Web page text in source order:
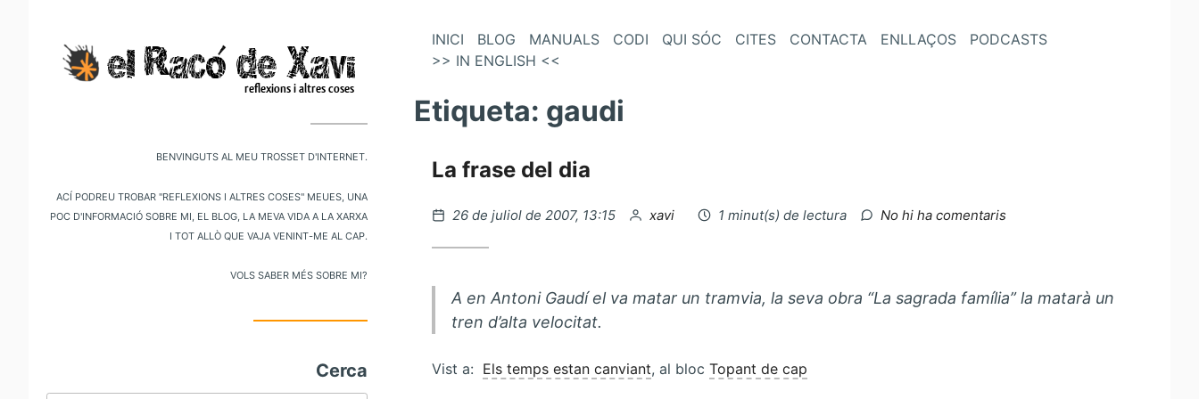
principal
Benvinguts al meu trosset d'internet.
Ací podreu trobar "reflexions i altres coses" meues, una
poc d'informació sobre mi, el blog, la meva vida a la xarxa
i tot allò que vaja venint-me al cap.
Vols saber més sobre mi?
Cerca
VésINICI BLOG MANUALS CODI QUI SÓC CITES CONTACTA ENLLAÇOS
PODCASTS
>> IN ENGLISH <<
Etiqueta: gaudi
La frase del dia
Publicat
26 de juliol de 2007, 13:15 per
xavi 1 minut(s) de lectura No hi ha comentaris
dia
A en Antoni Gaudí el va matar un tramvia, la seva obra “La sagrada família” la matarà un
tren d’alta velocitat.
Vist a: Els temps estan canviant, al bloc Topant de cap